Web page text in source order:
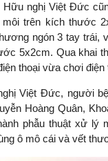
nghị Việt Đức
trên kích thước
ngón 3 tay trái,
5x2cm. Qua khai
thoại vừa chơi điện
Việt Đức, người
Hoàng Quân,
phẫu thuật xử lý
ô mô cái và vết